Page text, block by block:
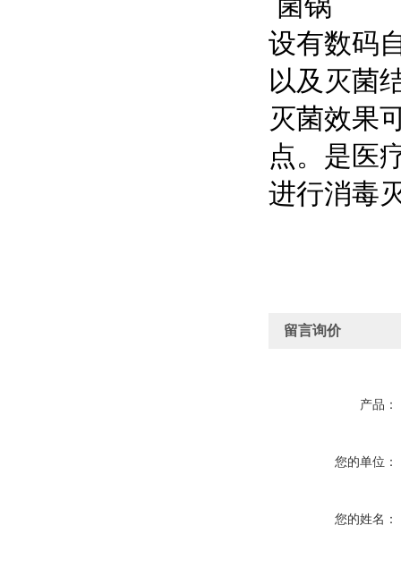
设有数码
以及灭菌
灭菌效果
点。是医
进行消毒
留言询价
产品：
您的单位：
您的姓名：